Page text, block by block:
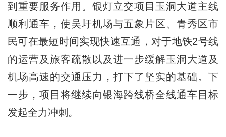
到重要服务作用。银灯立交项目玉洞大道主线
顺利通车，使吴圩机场与五象片区、青秀区市
民可在最短时间实现快速互通，对于地铁2号线
的运营及旅客疏散以及进一步缓解玉洞大道及
机场高速的交通压力，打下了坚实的基础。下
一步，项目将继续向银海跨线桥全线通车目标
发起全力冲刺。